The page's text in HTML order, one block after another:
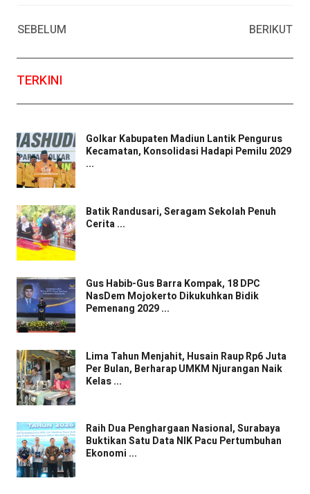
SEBELUM
BERIKUT
TERKINI
Golkar Kabupaten Madiun Lantik Pengurus
Kecamatan, Konsolidasi Hadapi Pemilu 2029
...
Batik Randusari, Seragam Sekolah Penuh
Cerita ...
Gus Habib-Gus Barra Kompak, 18 DPC
NasDem Mojokerto Dikukuhkan Bidik
Pemenang 2029 ...
Lima Tahun Menjahit, Husain Raup Rp6 Juta
Per Bulan, Berharap UMKM Njurangan Naik
Kelas ...
Raih Dua Penghargaan Nasional, Surabaya
Buktikan Satu Data NIK Pacu Pertumbuhan
Ekonomi ...